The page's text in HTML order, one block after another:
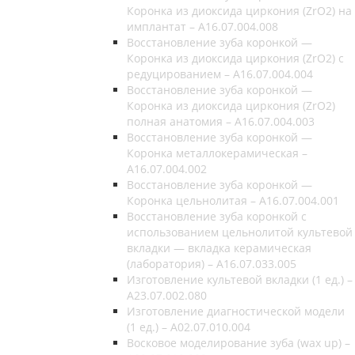
Коронка из диоксида циркония (ZrO2) на
имплантат – A16.07.004.008
Восстановление зуба коронкой —
Коронка из диоксида циркония (ZrO2) c
редуцированием – A16.07.004.004
Восстановление зуба коронкой —
Коронка из диоксида циркония (ZrO2)
полная анатомия – A16.07.004.003
Восстановление зуба коронкой —
Коронка металлокерамическая –
A16.07.004.002
Восстановление зуба коронкой —
Коронка цельнолитая – A16.07.004.001
Восстановление зуба коронкой с
использованием цельнолитой культевой
вкладки — вкладка керамическая
(лаборатория) – A16.07.033.005
Изготовление культевой вкладки (1 ед.) –
A23.07.002.080
Изготовление диагностической модели
(1 ед.) – A02.07.010.004
Восковое моделирование зуба (wax up) –